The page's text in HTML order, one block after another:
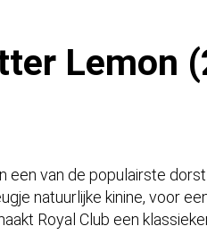
Lemon
een van de populairste
natuurlijke kinine, voor
Royal Club een